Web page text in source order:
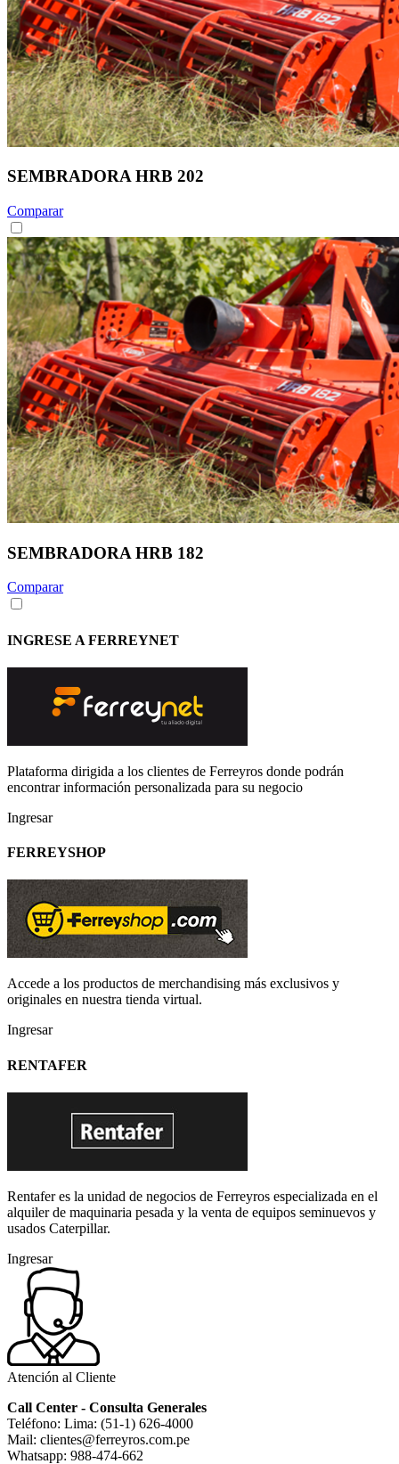
SEMBRADORA HRB 202
Comparar
SEMBRADORA HRB 182
Comparar
INGRESE A FERREYNET
Plataforma dirigida a los clientes de Ferreyros donde podrán
encontrar información personalizada para su negocio
Ingresar
FERREYSHOP
Accede a los productos de merchandising más exclusivos y
originales en nuestra tienda virtual.
Ingresar
RENTAFER
Rentafer es la unidad de negocios de Ferreyros especializada en el
alquiler de maquinaria pesada y la venta de equipos seminuevos y
usados Caterpillar.
Ingresar
Atención al Cliente
Call Center - Consulta Generales
Teléfono: Lima: (51-1) 626-4000
Mail: clientes@ferreyros.com.pe
Whatsapp: 988-474-662